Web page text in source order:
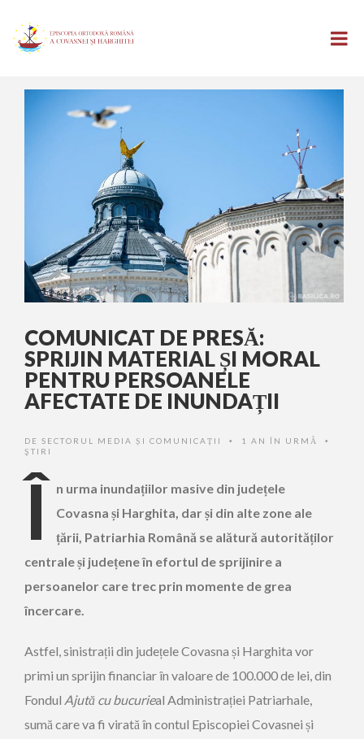
COMUNICAT DE PRESĂ:
SPRIJIN MATERIAL ȘI MORAL
PENTRU PERSOANELE
AFECTATE DE INUNDAȚII
DE SECTORUL MEDIA ȘI COMUNICAȚII • 1 AN ÎN URMĂ •
ŞTIRI
Î n urma inundațiilor masive din județele
Covasna și Harghita, dar și din alte zone ale
țării, Patriarhia Română se alătură autorităților
centrale și județene în efortul de sprijinire a
persoanelor care trec prin momente de grea
încercare.
Astfel, sinistrații din județele Covasna și Harghita vor
primi un sprijin financiar în valoare de 100.000 de lei, din
Fondul Ajută cu bucurieal Administrației Patriarhale,
sumă care va fi virată în contul Episcopiei Covasnei și